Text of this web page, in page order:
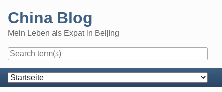
content
China Blog
Mein Leben als Expat in Beijing
Navigation